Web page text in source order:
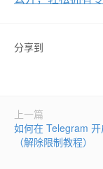
分享到
上一篇
如何在 Telegram
（解除限制教程）